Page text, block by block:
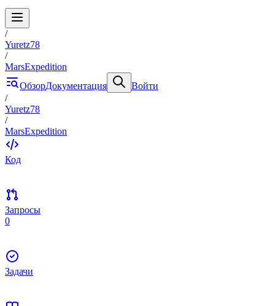
/
Yuretz78
/
MarsExpedition
ОбзорДокументация
Войти
/
Yuretz78
/
MarsExpedition
Код
Запросы
0
Задачи